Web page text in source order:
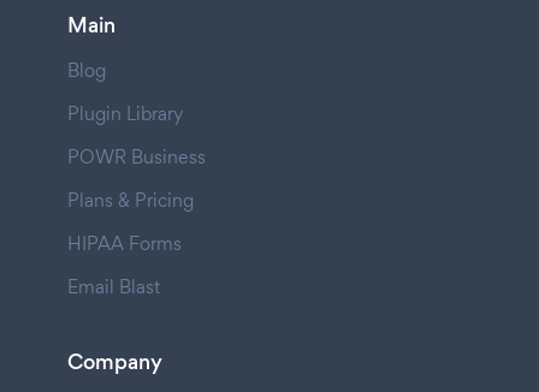
Main
Blog
Plugin Library
POWR Business
Plans & Pricing
HIPAA Forms
Email Blast
Company